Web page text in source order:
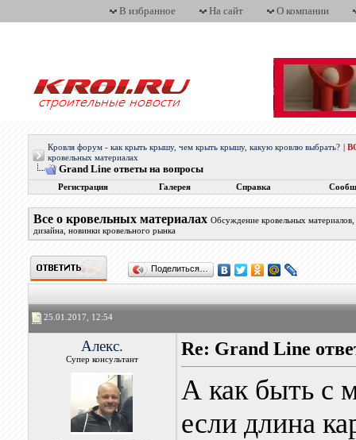
В избранное На сайт О компании
Кровля форум - как крыть крышу, чем крыть крышу, какую кровлю выбрать?
кровельных материалах
Grand Line ответы на вопросы
Регистрация Галерея Справка
Все о кровельных материалах Обсуждение кровельных
дизайна, новинки кровельного рынка
Поделиться…
25.01.2017, 12:54
Алекс.
Супер консультант
Re: Grand Line
А как быть с
если длина